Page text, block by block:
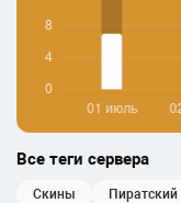
Все теги сервера
скины пиратский